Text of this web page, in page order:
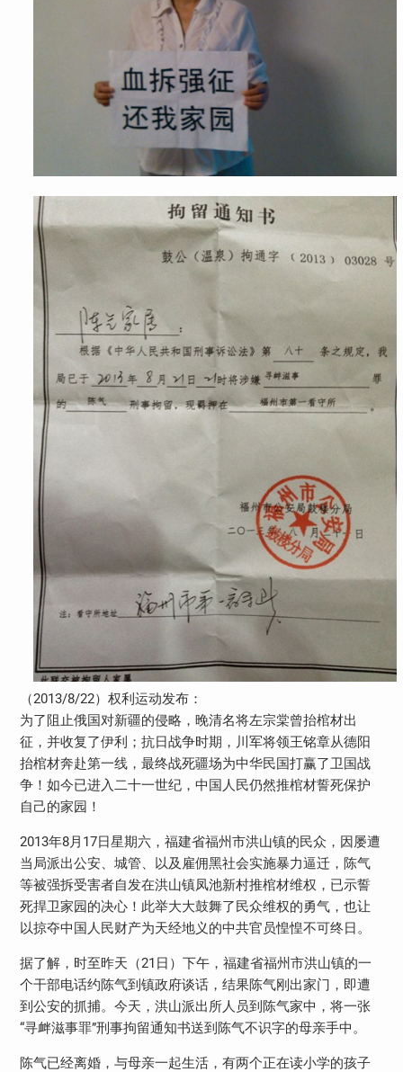
（2013/8/22）权利运动发布：
为了阻止俄国对新疆的侵略，晚清名将左宗棠曾抬棺材出
征，并收复了伊利；抗日战争时期，川军将领王铭章从德阳
抬棺材奔赴第一线，最终战死疆场为中华民国打赢了卫国战
争！如今已进入二十一世纪，中国人民仍然推棺材誓死保护
自己的家园！
2013年8月17日星期六，福建省福州市洪山镇的民众，因屡遭
当局派出公安、城管、以及雇佣黑社会实施暴力逼迁，陈气
等被强拆受害者自发在洪山镇凤池新村推棺材维权，已示誓
死捍卫家园的决心！此举大大鼓舞了民众维权的勇气，也让
以掠夺中国人民财产为天经地义的中共官员惶惶不可终日。
据了解，时至昨天（21日）下午，福建省福州市洪山镇的一
个干部电话约陈气到镇政府谈话，结果陈气刚出家门，即遭
到公安的抓捕。今天，洪山派出所人员到陈气家中，将一张
“寻衅滋事罪”刑事拘留通知书送到陈气不识字的母亲手中。
陈气已经离婚，与母亲一起生活，有两个正在读小学的孩子